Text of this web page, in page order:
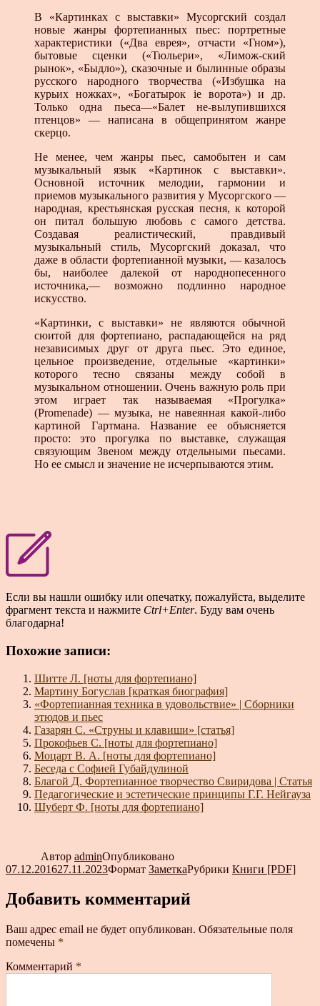
В «Картинках с выставки» Мусоргский создал
новые жанры фортепианных пьес: портретные
характеристики («Два еврея», отчасти «Гном»),
бытовые сценки («Тюльери», «Лимож-ский
рынок», «Быдло»), сказочные и былинные образы
русского народного творчества («Избушка на
курьих ножках», «Богатырок ie ворота») и др.
Только одна пьеса—«Балет не-вылупившихся
птенцов» — написана в общепринятом жанре
скерцо.
Не менее, чем жанры пьес, самобытен и сам
музыкальный язык «Картинок с выставки».
Основной источник мелодии, гармонии и
приемов музыкального развития у Мусоргского —
народная, крестьянская русская песня, к которой
он питал большую любовь с самого детства.
Создавая реалистический, правдивый
музыкальный стиль, Мусоргский доказал, что
даже в области фортепианной музыки, — казалось
бы, наиболее далекой от народнопесенного
источника,— возможно подлинно народное
искусство.
«Картинки, с выставки» не являются обычной
сюитой для фортепиано, распадающейся на ряд
независимых друг от друга пьес. Это единое,
цельное произведение, отдельные «картинки»
которого тесно связаны между собой в
музыкальном отношении. Очень важную роль при
этом играет так называемая «Прогулка»
(Promenade) — музыка, не навеянная какой-либо
картиной Гартмана. Название ее объясняется
просто: это прогулка по выставке, служащая
связующим Звеном между отдельными пьесами.
Но ее смысл и значение не исчерпываются этим.
Если вы нашли ошибку или опечатку, пожалуйста, выделите
фрагмент текста и нажмите Ctrl+Enter. Буду вам очень
благодарна!
Похожие записи:
Шитте Л. [ноты для фортепиано]
Мартину Богуслав [краткая биография]
«Фортепианная техника в удовольствие» | Сборники
этюдов и пьес
Газарян С. «Струны и клавиши» [статья]
Прокофьев С. [ноты для фортепиано]
Моцарт В. А. [ноты для фортепиано]
Беседа с Софией Губайдулиной
Благой Д. Фортепианное творчество Свиридова | Статья
Педагогические и эстетические принципы Г.Г. Нейгауза
Шуберт Ф. [ноты для фортепиано]
Автор adminОпубликовано
07.12.201627.11.2023Формат ЗаметкаРубрики Книги [PDF]
Добавить комментарий
Ваш адрес email не будет опубликован. Обязательные поля
помечены *
Комментарий *